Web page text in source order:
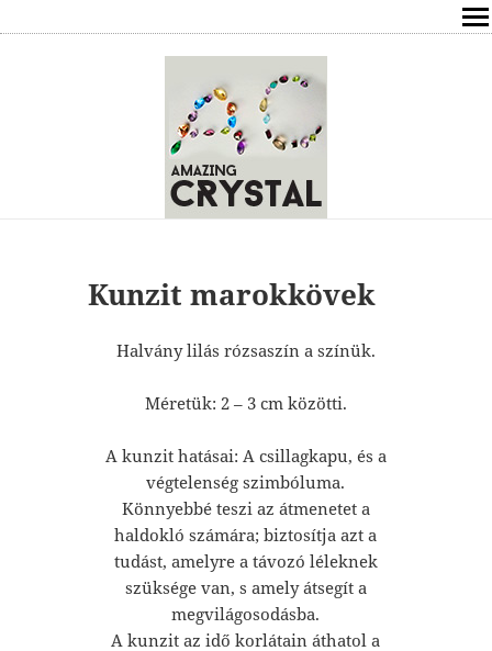
ÍRÁSOK
ÁSVÁNYOK HATÁSAI
ELÉRHETŐSÉG
Kunzit marokkövek
Halvány lilás rózsaszín a színük.
Méretük: 2 – 3 cm közötti.
A kunzit hatásai: A csillagkapu, és a
végtelenség szimbóluma.
Könnyebbé teszi az átmenetet a
haldokló számára; biztosítja azt a
tudást, amelyre a távozó léleknek
szüksége van, s amely átsegít a
megvilágosodásba.
A kunzit az idő korlátain áthatol a